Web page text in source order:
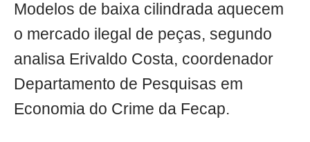
Modelos de baixa cilindrada aquecem
o mercado ilegal de peças, segundo
analisa Erivaldo Costa, coordenador
Departamento de Pesquisas em
Economia do Crime da Fecap.